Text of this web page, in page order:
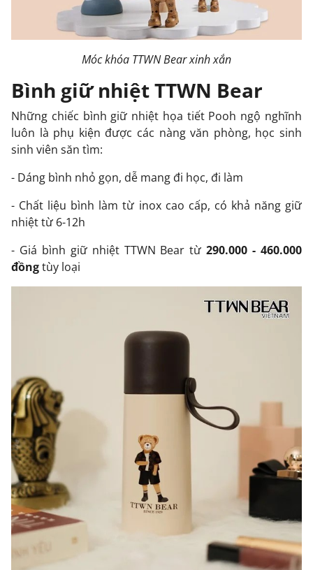
Móc khóa TTWN Bear xinh xắn
Bình giữ nhiệt TTWN Bear
Những chiếc bình giữ nhiệt họa tiết Pooh ngộ nghĩnh
luôn là phụ kiện được các nàng văn phòng, học sinh
sinh viên săn tìm:
- Dáng bình nhỏ gọn, dễ mang đi học, đi làm
- Chất liệu bình làm từ inox cao cấp, có khả năng giữ
nhiệt từ 6-12h
- Giá bình giữ nhiệt TTWN Bear từ290.000 - 460.000
đồngtùy loại